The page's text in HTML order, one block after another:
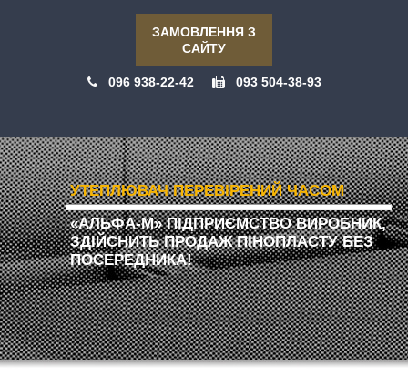
ЗАМОВЛЕННЯ З
САЙТУ
096 938-22-42 093 504-38-93
УТЕПЛЮВАЧ ПЕРЕВІРЕНИЙ ЧАСОМ
«АЛЬФА-М» ПІДПРИЄМСТВО ВИРОБНИК,
ЗДІЙСНИТЬ ПРОДАЖ ПІНОПЛАСТУ БЕЗ
ПОСЕРЕДНИКА!